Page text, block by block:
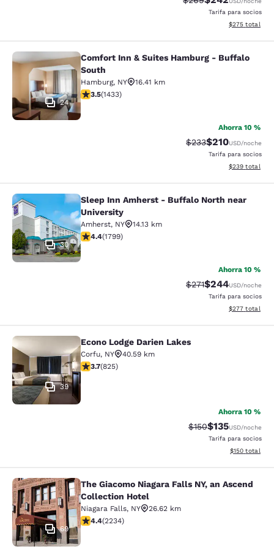
Tarifa para socios
Ver detalles
$275 total
Comfort Inn & Suites Hamburg -
24
Comfort Inn & Suites Hamburg - Buffalo
South
Hamburg, NY
16.41 km
Calificación de 3.45 estrellas. Bueno. 1433 reseñas
3.5(1433)
Ahorra 10 %
Tarifa tachada:
$233Tarifa reducida:
$210USD/noche
Tarifa para socios
Ver detalles
$239 total
Sleep Inn Amherst - Buffalo North
30
Sleep Inn Amherst - Buffalo North near
University
Amherst, NY
14.13 km
Calificación de 4.38 estrellas. Excelente. 1799 reseñas
4.4(1799)
Ahorra 10 %
Tarifa tachada:
$271Tarifa reducida:
$244USD/noche
Tarifa para socios
Ver detalles
$277 total
Econo Lodge Darien Lakes
39
Econo Lodge Darien Lakes
Corfu, NY
40.59 km
Calificación de 3.68 estrellas. Bueno. 825 reseñas
3.7(825)
Ahorra 10 %
Tarifa tachada:
$150Tarifa reducida:
$135USD/noche
Tarifa para socios
Ver detalles
$150 total
The Giacomo Niagara Falls NY, an
69
The Giacomo Niagara Falls NY, an Ascend
Collection Hotel
Niagara Falls, NY
26.62 km
Calificación de 4.37 estrellas. Excelente. 2234
4.4(2234)